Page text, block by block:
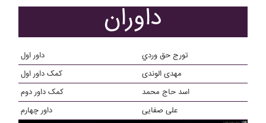
داوران
داور اول
تورج حق وردي
کمک داور اول
مهدی الوندی
کمک داور دوم
اسد حاج محمد
داور چهارم
علی صفایی